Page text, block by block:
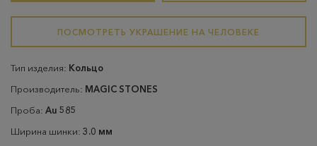
ПОСМОТРЕТЬ УКРАШЕНИЕ НА ЧЕЛОВЕКЕ
Тип изделия: Кольцо
Производитель: MAGIC STONES
Проба: Au 585
Ширина шинки: 3.0 мм